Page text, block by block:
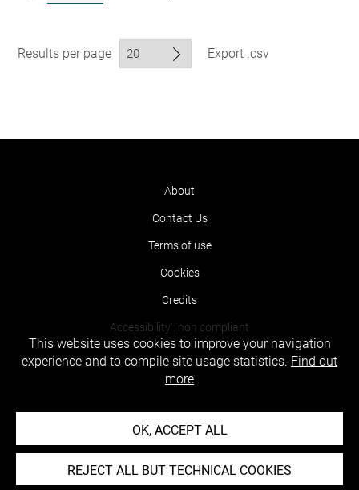
Results per page Export .csv
About
Contact Us
Terms of use
Cookies
Credits
Accessibility : non compliant
This website uses cookies to improve your navigation
experience and to compile site usage statistics. Find out
more
OK, ACCEPT ALL
REJECT ALL BUT TECHNICAL COOKIES